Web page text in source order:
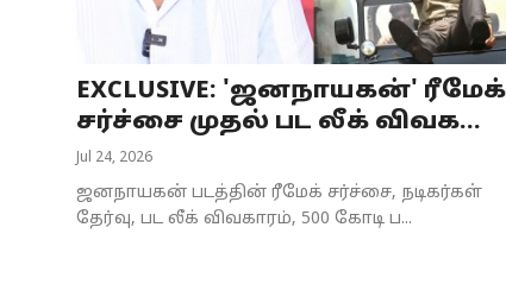
EXCLUSIVE: 'ஜனநாயகன்' ரீமேக்
சர்ச்சை முதல் பட லீக் விவக...
Jul 24, 2026
ஜனநாயகன் படத்தின் ரீமேக் சர்ச்சை, நடிகர்கள்
தேர்வு, பட லீக் விவகாரம், 500 கோடி ப...